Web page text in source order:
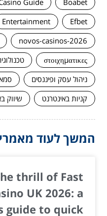
Boabet
Guide
Efbet
Entertainment
novos-casinos-2026
στοιχηματικες
ניהול עסק ופיננסים
קניות באינטרנט
שיווק
המשך לעוד
thrill of Fast
UK 2026: a
guide to quick